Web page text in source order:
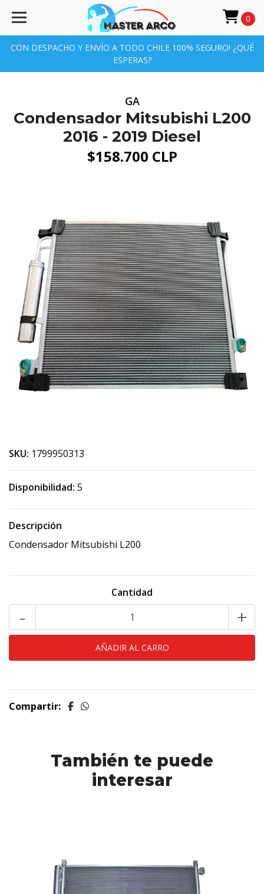
CON DESPACHO Y ENVÍO A TODO CHILE 100% SEGURO! ¿QUÉ
ESPERAS?
0
GA
Condensador Mitsubishi L200
2016 - 2019 Diesel
$158.700 CLP
SKU: 1799950313
Disponibilidad: 5
Descripción
Condensador Mitsubishi L200
Cantidad
- +
Compartir:
También te puede
interesar